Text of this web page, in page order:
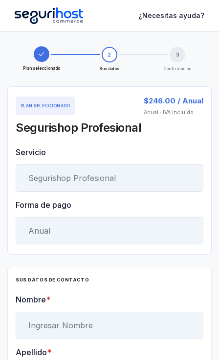
¿Necesitas ayuda?
Plan seleccionado
2
Sus datos
3
Confirmación
PLAN SELECCIONADO
Segurishop Profesional
$246.00 / Anual
Anual · IVA incluido
Servicio
Forma de pago
SUS DATOS DE CONTACTO
Nombre*
Apellido*